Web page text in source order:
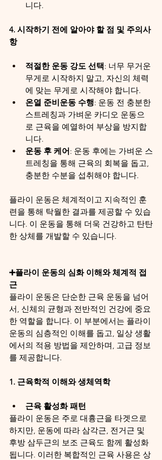
니다.
4. 시작하기 전에 알아야 할 점 및 주의사
항
적절한 운동 강도 선택: 너무 무거운
무게로 시작하지 말고, 자신의 체력
에 맞는 무게로 시작해야 합니다.
온열 준비운동 수행: 운동 전 충분한
스트레칭과 가벼운 카디오 운동으
로 근육을 예열하여 부상을 방지합
니다.
운동 후 케어: 운동 후에는 가벼운 스
트레칭을 통해 근육의 회복을 돕고,
충분한 수분을 섭취해야 합니다.
플라이 운동은 체계적이고 지속적인 훈
련을 통해 탁월한 결과를 제공할 수 있습
니다. 이 운동을 통해 더욱 건강하고 탄탄
한 상체를 개발할 수 있습니다.
➕플라이 운동의 심화 이해와 체계적 접
근
플라이 운동은 단순한 근육 운동을 넘어
서, 신체의 균형과 전반적인 건강에 중요
한 역할을 합니다. 이 부분에서는 플라이
운동의 심층적인 이해를 돕고, 일상 생활
에서의 적용 방법을 제안하며, 고급 정보
를 제공합니다.
1. 근육학적 이해와 생체역학
근육 활성화 패턴
플라이 운동은 주로 대흉근을 타겟으로
하지만, 운동에 따라 삼각근, 전거근 및
후방 삼두근의 보조 근육도 함께 활성화
됩니다. 이러한 복합적인 근육 사용은 상